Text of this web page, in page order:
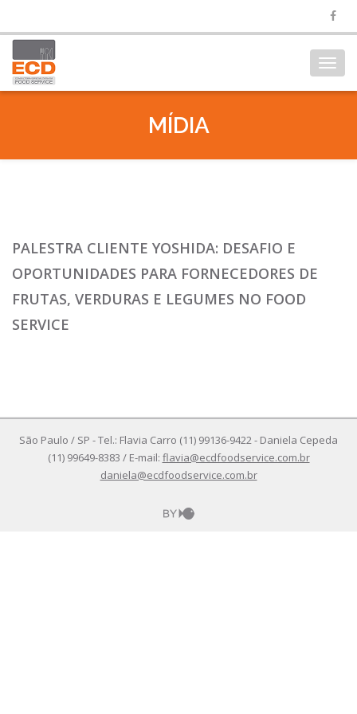
MÍDIA
PALESTRA CLIENTE YOSHIDA: DESAFIO E
OPORTUNIDADES PARA FORNECEDORES DE
FRUTAS, VERDURAS E LEGUMES NO FOOD
SERVICE
São Paulo / SP - Tel.: Flavia Carro (11) 99136-9422 - Daniela Cepeda
(11) 99649-8383 / E-mail: flavia@ecdfoodservice.com.br
daniela@ecdfoodservice.com.br